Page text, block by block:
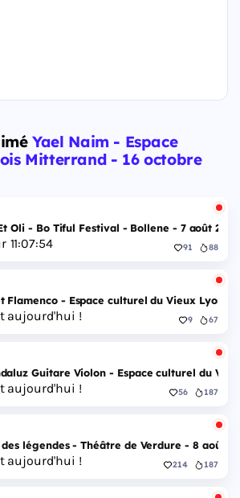
Yael Naim - Espace
Mitterrand - 16 octobre
Oli - Bo Tiful Festival - Bollene - 7 août 2026
11:07:53 91 88
Flamenco - Espace culturel du Vieux Lyon -
aujourd'hui ! 9 67
Guitare Violon - Espace culturel du
aujourd'hui ! 56 187
des légendes - Théâtre de Verdure - 8 août
aujourd'hui ! 214 187